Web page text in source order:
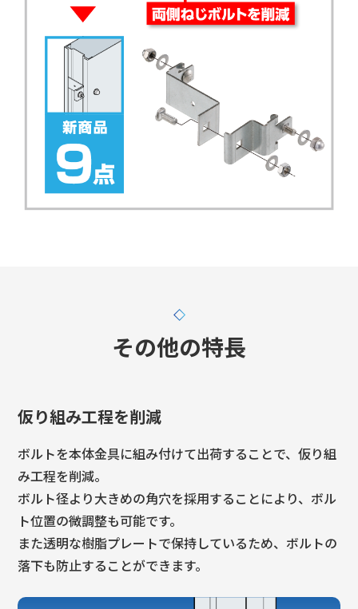
その他の特長
仮り組み工程を削減
ボルトを本体金具に組み付けて出荷することで、仮り組
み工程を削減。
ボルト径より大きめの角穴を採用することにより、ボル
ト位置の微調整も可能です。
また透明な樹脂プレートで保持しているため、ボルトの
落下も防止することができます。